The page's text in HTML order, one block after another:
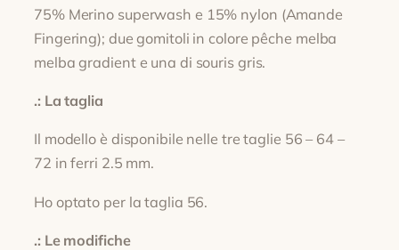
75% Merino superwash e 15% nylon (Amande
Fingering); due gomitoli in colore pêche melba
melba gradient e una di souris gris.
.: La taglia
Il modello è disponibile nelle tre taglie 56 – 64 –
72 in ferri 2.5 mm.
Ho optato per la taglia 56.
.: Le modifiche